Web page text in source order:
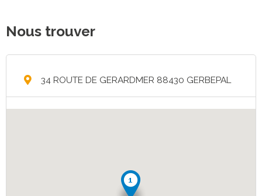
Nous trouver
34 ROUTE DE GERARDMER 88430 GERBEPAL